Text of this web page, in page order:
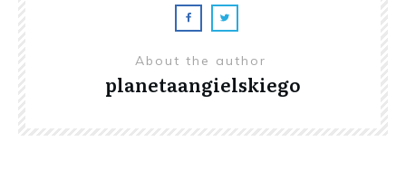
About the author
planetaangielskiego